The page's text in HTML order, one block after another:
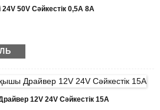
Western Union, MoneyGram
50V Сәйкестік 0,5A 8A
қорабы бар картон, паллет
Western Union, MoneyGram
12V 24V Сәйкестік 15А